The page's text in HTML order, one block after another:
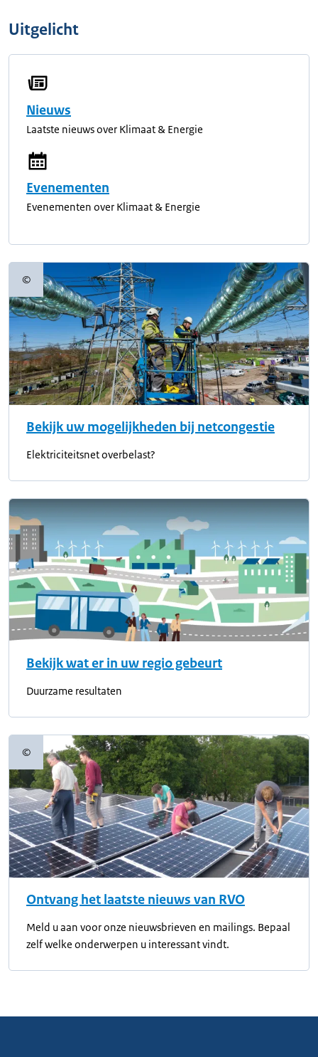
Uitgelicht
Nieuws
Laatste nieuws over Klimaat & Energie
Evenementen
Evenementen over Klimaat & Energie
©Copyrightinformatie
Bekijk uw mogelijkheden bij netcongestie
Elektriciteitsnet overbelast?
Bekijk wat er in uw regio gebeurt
Duurzame resultaten
©Copyrightinformatie
Ontvang het laatste nieuws van RVO
Meld u aan voor onze nieuwsbrieven en mailings. Bepaal
zelf welke onderwerpen u interessant vindt.